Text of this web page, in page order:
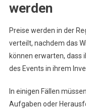
werden
Preise werden in der
verteilt, nachdem das
können erwarten, dass
des Events in ihrem
In einigen Fällen
Aufgaben oder